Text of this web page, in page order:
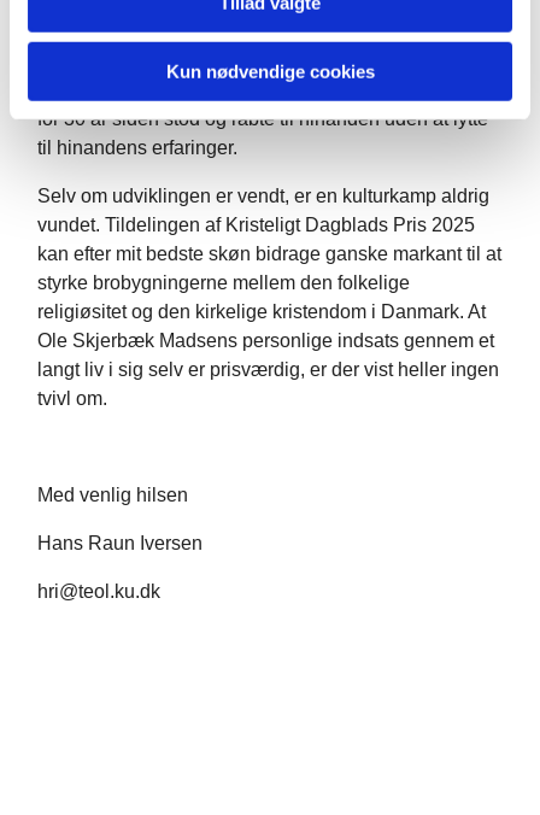
Kun nødvendige cookies
grunde til at sætte pris på. Kirken og de folkelige
religiøsitetsformer er igen kommet i kontakt og dialog –
for 30 år siden stod og råbte til hinanden uden at lytte
til hinandens erfaringer.
Selv om udviklingen er vendt, er en kulturkamp aldrig
vundet. Tildelingen af Kristeligt Dagblads Pris 2025
kan efter mit bedste skøn bidrage ganske markant til at
styrke brobygningerne mellem den folkelige
religiøsitet og den kirkelige kristendom i Danmark. At
Ole Skjerbæk Madsens personlige indsats gennem et
langt liv i sig selv er prisværdig, er der vist heller ingen
tvivl om.
Med venlig hilsen
Hans Raun Iversen
hri@teol.ku.dk